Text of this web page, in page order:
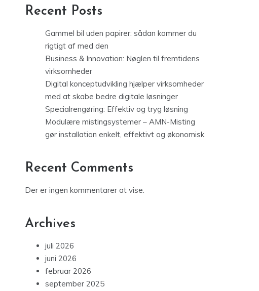
Recent Posts
Gammel bil uden papirer: sådan kommer du
rigtigt af med den
Business & Innovation: Nøglen til fremtidens
virksomheder
Digital konceptudvikling hjælper virksomheder
med at skabe bedre digitale løsninger
Specialrengøring: Effektiv og tryg løsning
Modulære mistingsystemer – AMN-Misting
gør installation enkelt, effektivt og økonomisk
Recent Comments
Der er ingen kommentarer at vise.
Archives
juli 2026
juni 2026
februar 2026
september 2025